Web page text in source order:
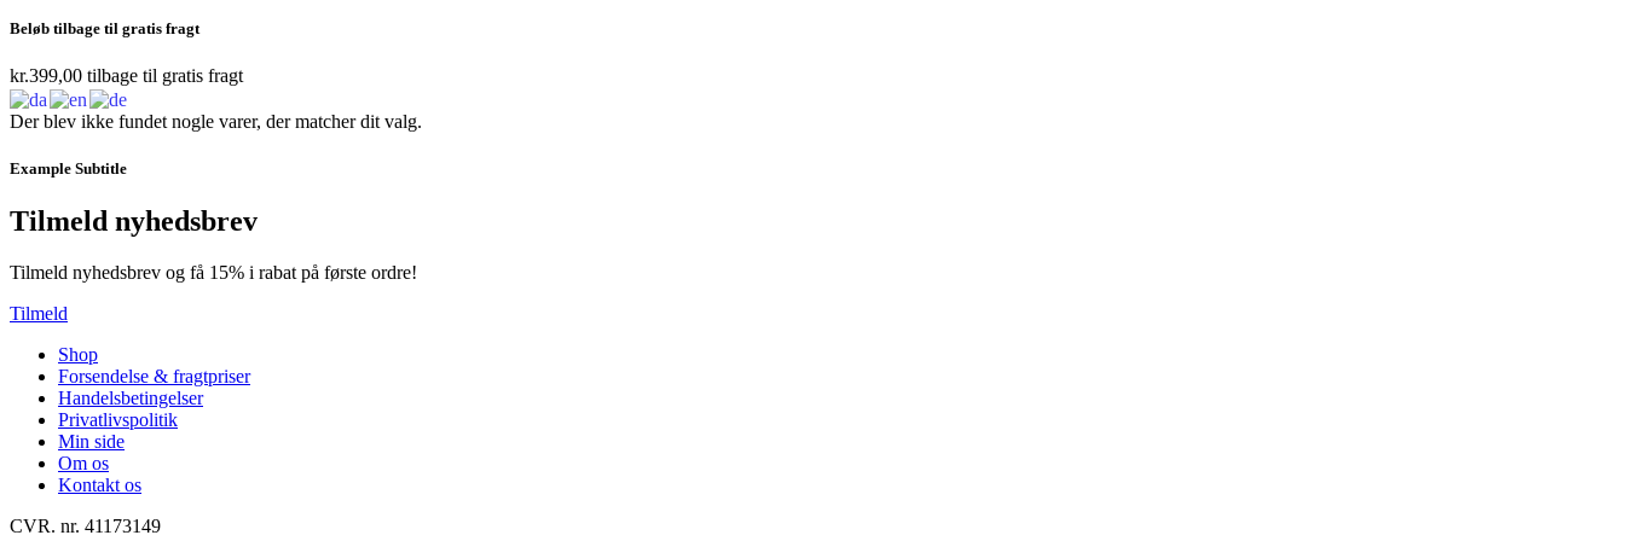
Beløb tilbage til gratis fragt
kr.399,00 tilbage til gratis fragt
Der blev ikke fundet nogle varer, der matcher dit valg.
Example Subtitle
Tilmeld nyhedsbrev
Tilmeld nyhedsbrev og få 15% i rabat på første ordre!
Tilmeld
Shop
Forsendelse & fragtpriser
Handelsbetingelser
Privatlivspolitik
Min side
Om os
Kontakt os
CVR. nr. 41173149